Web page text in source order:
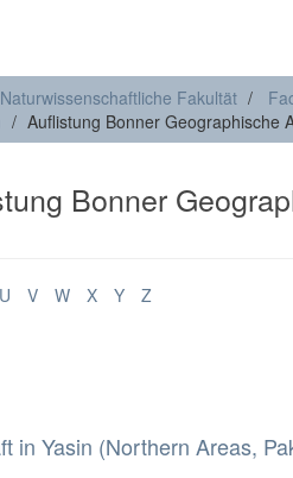
Fakultät
Auflistung Bonner Geographische
Bonner
U V W X Y Z
in Yasin (Northern Areas,